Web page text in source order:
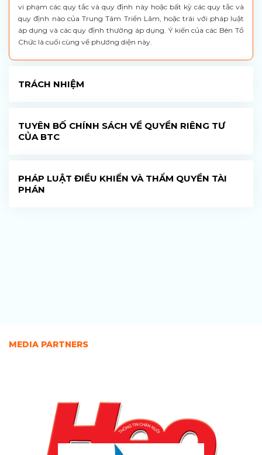
vi phạm các quy tắc và quy định này hoặc bất kỳ các quy tắc và
quy định nào của Trung Tâm Triển Lãm, hoặc trái với pháp luật
áp dụng và các quy định thường áp dụng. Ý kiến của các Bên Tổ
Chức là cuối cùng về phương diện này.
TRÁCH NHIỆM
TUYÊN BỐ CHÍNH SÁCH VỀ QUYỀN RIÊNG TƯ
CỦA BTC
PHÁP LUẬT ĐIỀU KHIỂN VÀ THẨM QUYỀN TÀI
PHÁN
MEDIA PARTNERS